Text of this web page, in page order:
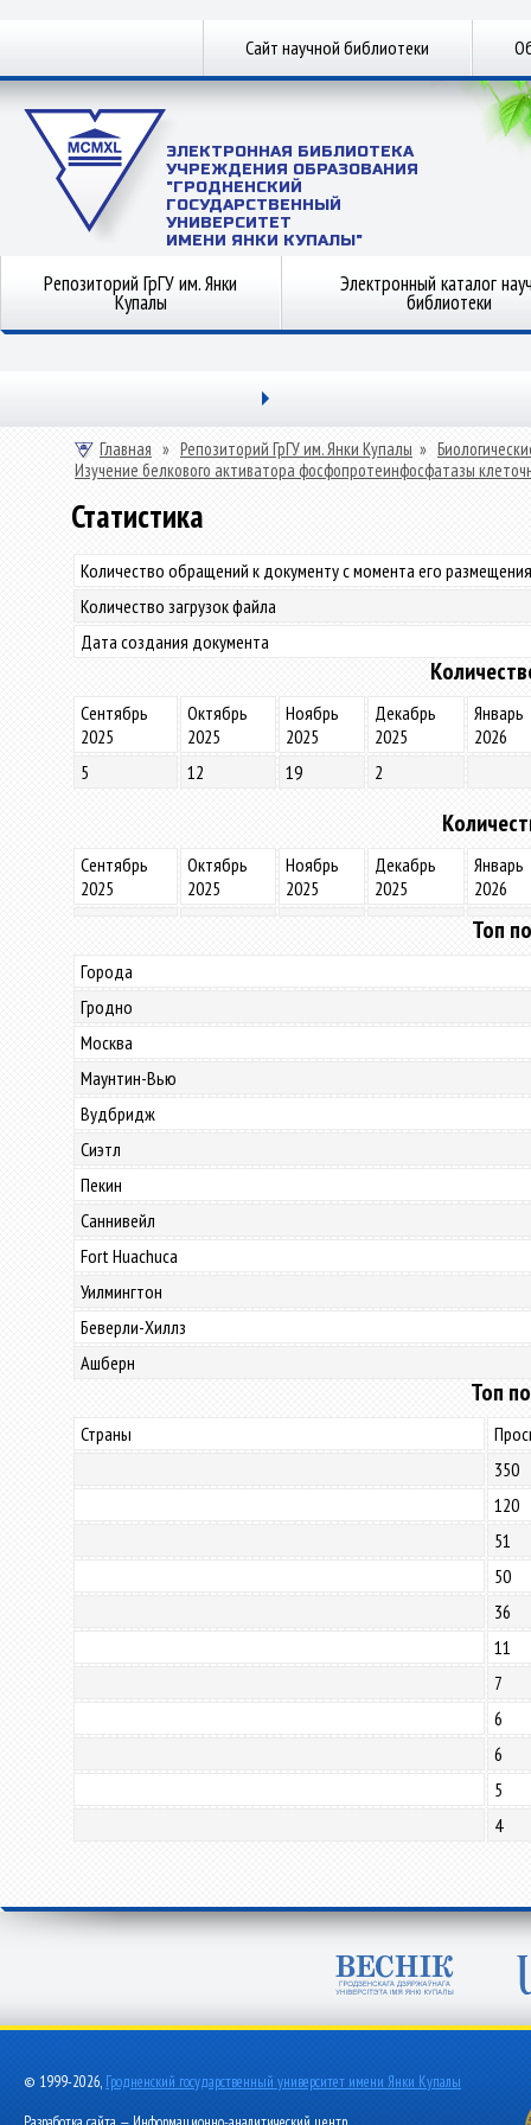
Сайт научной библиотеки
ЭЛЕКТРОННАЯ БИБЛИОТЕКА
УЧРЕЖДЕНИЯ ОБРАЗОВАНИЯ
"ГРОДНЕНСКИЙ
ГОСУДАРСТВЕННЫЙ
УНИВЕРСИТЕТ
ИМЕНИ ЯНКИ КУПАЛЫ"
Репозиторий ГрГУ им. Янки
Купалы
Электронный каталог
библиотеки
Главная » Репозиторий ГрГУ им. Янки Купалы »
Изучение белкового активатора фосфопротеинфосфатазы
Статистика
Количество обращений к документу с момента его
Количество загрузок файла
Дата создания документа
Сентябрь
2025
Октябрь
2025
Ноябрь
2025
Декабрь
2025
Январь
2026
5
12 19 2
Сентябрь
2025
Октябрь
2025
Ноябрь
2025
Декабрь
2025
Январь
2026
Топ
Города
Гродно
Москва
Маунтин-Вью
Вудбридж
Сиэтл
Пекин
Саннивейл
Fort Huachuca
Уилмингтон
Беверли-Хиллз
Ашберн
Топ
Страны
350
120
51
50
36
11
7
6
6
5
4
© 1999-2026, Гродненский государственный университет имени Янки Купалы